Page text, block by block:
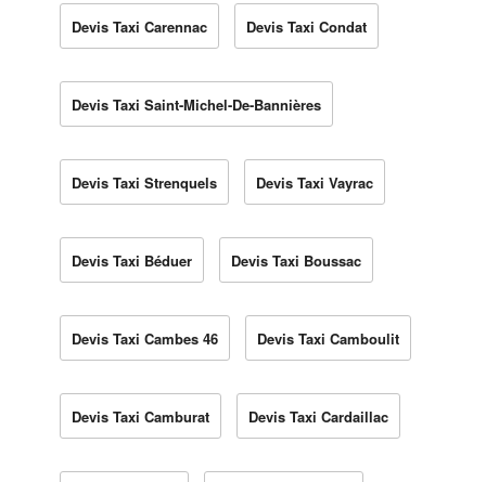
Devis Taxi Carennac Devis Taxi Condat
Devis Taxi Saint-Michel-De-Bannières
Devis Taxi Strenquels Devis Taxi Vayrac
Devis Taxi Béduer Devis Taxi Boussac
Devis Taxi Cambes 46 Devis Taxi Camboulit
Devis Taxi Camburat Devis Taxi Cardaillac